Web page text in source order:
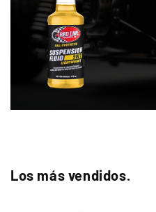
Los más vendidos.